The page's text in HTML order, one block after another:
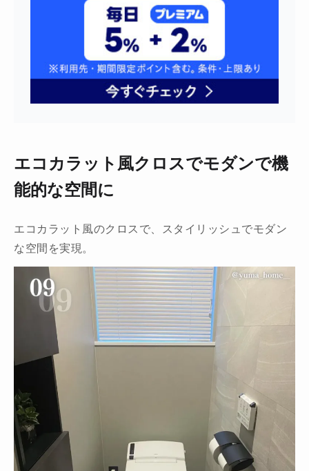
エコカラット風クロスでモダンで機
能的な空間に
エコカラット風のクロスで、スタイリッシュでモダン
な空間を実現。